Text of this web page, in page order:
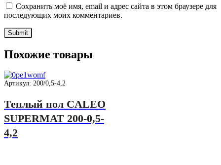
Сохранить моё имя, email и адрес сайта в этом браузере для
последующих моих комментариев.
Похожие товары
Артикул: 200/0,5-4,2
Теплый пол CALEO
SUPERMAT 200-0,5-
4,2